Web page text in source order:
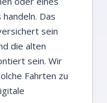
Das
sein
die alten
sein. Wir
Fahrten zu